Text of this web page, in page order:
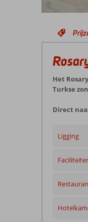
Het
Turkse
Direct
Ligging